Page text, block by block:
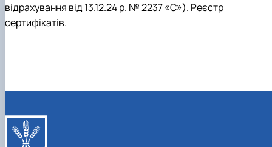
відрахування від 13.12.24 р. № 2237 «С»). Реєстр
сертифікатів.